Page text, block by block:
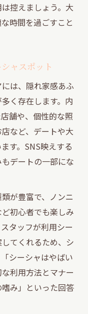
控えましょう。大
時間を過ごすこと
ャスポット
は、隠れ家感あふ
く存在します。内
舗や、個性的な照
など、デートや大
す。SNS映えする
デートの一部にな
が豊富で、ノンニ
初心者でも楽しみ
タッフが利用シー
てくれるため、シ
シーシャはやばい
利用方法とマナー
み」といった回答